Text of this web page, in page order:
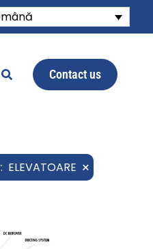
Contact us
: ELEVATOARE ×